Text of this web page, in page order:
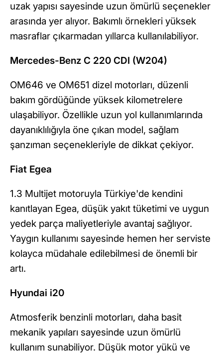
uzak yapısı sayesinde uzun ömürlü seçenekler
arasında yer alıyor. Bakımlı örnekleri yüksek
masraflar çıkarmadan yıllarca kullanılabiliyor.
Mercedes-Benz C 220 CDI (W204)
OM646 ve OM651 dizel motorları, düzenli
bakım gördüğünde yüksek kilometrelere
ulaşabiliyor. Özellikle uzun yol kullanımlarında
dayanıklılığıyla öne çıkan model, sağlam
şanzıman seçenekleriyle de dikkat çekiyor.
Fiat Egea
1.3 Multijet motoruyla Türkiye'de kendini
kanıtlayan Egea, düşük yakıt tüketimi ve uygun
yedek parça maliyetleriyle avantaj sağlıyor.
Yaygın kullanımı sayesinde hemen her serviste
kolayca müdahale edilebilmesi de önemli bir
artı.
Hyundai i20
Atmosferik benzinli motorları, daha basit
mekanik yapıları sayesinde uzun ömürlü
kullanım sunabiliyor. Düşük motor yükü ve